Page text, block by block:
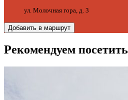
ул. Молочная гора, д. 3
Добавить в маршрут
Рекомендуем посетить